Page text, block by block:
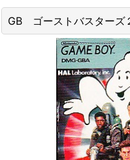
GB ゴーストバスターズ